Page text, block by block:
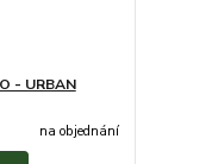
- URBAN
na objednání